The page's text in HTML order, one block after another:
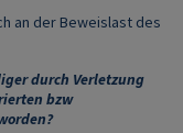
an der Beweislast des
durch Verletzung
bzw